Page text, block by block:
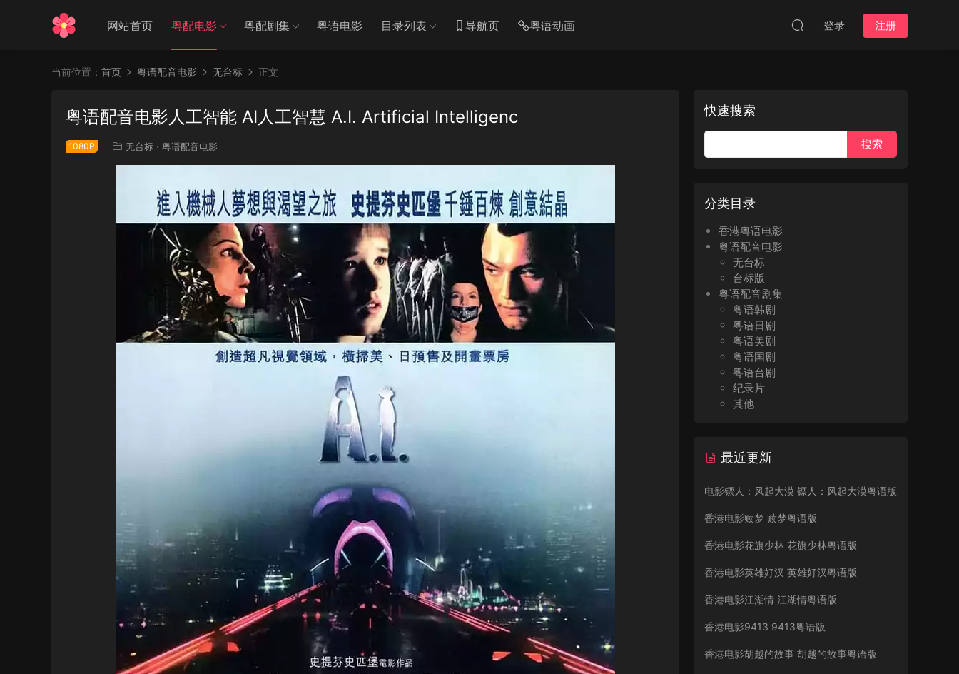
网站首页 粤配电影 粤配剧集 粤语电影 目录列表 导航页 粤语动画 登录 注册
当前位置： 首页 粤语配音电影 无台标 正文
粤语配音电影人工智能 AI人工智慧 A.I. Artificial Intelligenc
1080P 无台标 · 粤语配音电影
快速搜索
分类目录
香港粤语电影
粤语配音电影
无台标
台标版
粤语配音剧集
粤语韩剧
粤语日剧
粤语美剧
粤语国剧
粤语台剧
纪录片
其他
最近更新
电影镖人：风起大漠 镖人：风起大漠粤语版
香港电影赎梦 赎梦粤语版
香港电影花旗少林 花旗少林粤语版
香港电影英雄好汉 英雄好汉粤语版
香港电影江湖情 江湖情粤语版
香港电影9413 9413粤语版
香港电影胡越的故事 胡越的故事粤语版